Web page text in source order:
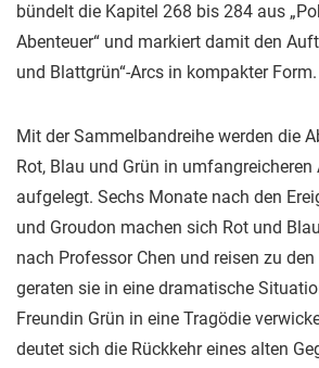
bündelt die Kapitel 268 bis 284 aus
Abenteuer“ und markiert damit den
und Blattgrün“-Arcs in kompakter Form.
Mit der Sammelbandreihe werden die
Rot, Blau und Grün in umfangreicheren
aufgelegt. Sechs Monate nach den
und Groudon machen sich Rot und
nach Professor Chen und reisen zu
geraten sie in eine dramatische
Freundin Grün in eine Tragödie
deutet sich die Rückkehr eines alten